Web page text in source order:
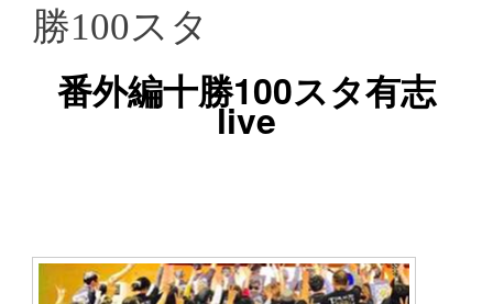
勝100スタ
番外編十勝100スタ有志
live